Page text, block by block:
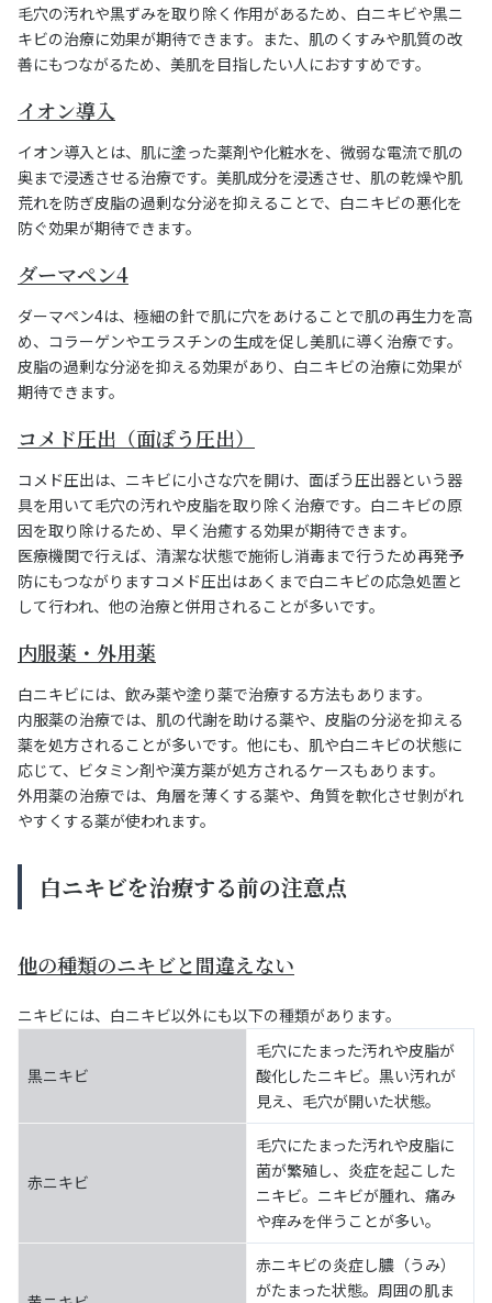
毛穴の汚れや黒ずみを取り除く作用があるため、白ニキビや黒ニ
キビの治療に効果が期待できます。また、肌のくすみや肌質の改
善にもつながるため、美肌を目指したい人におすすめです。
イオン導入
イオン導入とは、肌に塗った薬剤や化粧水を、微弱な電流で肌の
奥まで浸透させる治療です。美肌成分を浸透させ、肌の乾燥や肌
荒れを防ぎ皮脂の過剰な分泌を抑えることで、白ニキビの悪化を
防ぐ効果が期待できます。
ダーマペン4
ダーマペン4は、極細の針で肌に穴をあけることで肌の再生力を高
め、コラーゲンやエラスチンの生成を促し美肌に導く治療です。
皮脂の過剰な分泌を抑える効果があり、白ニキビの治療に効果が
期待できます。
コメド圧出（面ぽう圧出）
コメド圧出は、ニキビに小さな穴を開け、面ぽう圧出器という器
具を用いて毛穴の汚れや皮脂を取り除く治療です。白ニキビの原
因を取り除けるため、早く治癒する効果が期待できます。
医療機関で行えば、清潔な状態で施術し消毒まで行うため再発予
防にもつながりますコメド圧出はあくまで白ニキビの応急処置と
して行われ、他の治療と併用されることが多いです。
内服薬・外用薬
白ニキビには、飲み薬や塗り薬で治療する方法もあります。
内服薬の治療では、肌の代謝を助ける薬や、皮脂の分泌を抑える
薬を処方されることが多いです。他にも、肌や白ニキビの状態に
応じて、ビタミン剤や漢方薬が処方されるケースもあります。
外用薬の治療では、角層を薄くする薬や、角質を軟化させ剝がれ
やすくする薬が使われます。
白ニキビを治療する前の注意点
他の種類のニキビと間違えない
ニキビには、白ニキビ以外にも以下の種類があります。
黒ニキビ
毛穴にたまった汚れや皮脂が
酸化したニキビ。黒い汚れが
見え、毛穴が開いた状態。
赤ニキビ
毛穴にたまった汚れや皮脂に
菌が繁殖し、炎症を起こした
ニキビ。ニキビが腫れ、痛み
や痒みを伴うことが多い。
赤ニキビの炎症し膿（うみ）
がたまった状態。周囲の肌ま